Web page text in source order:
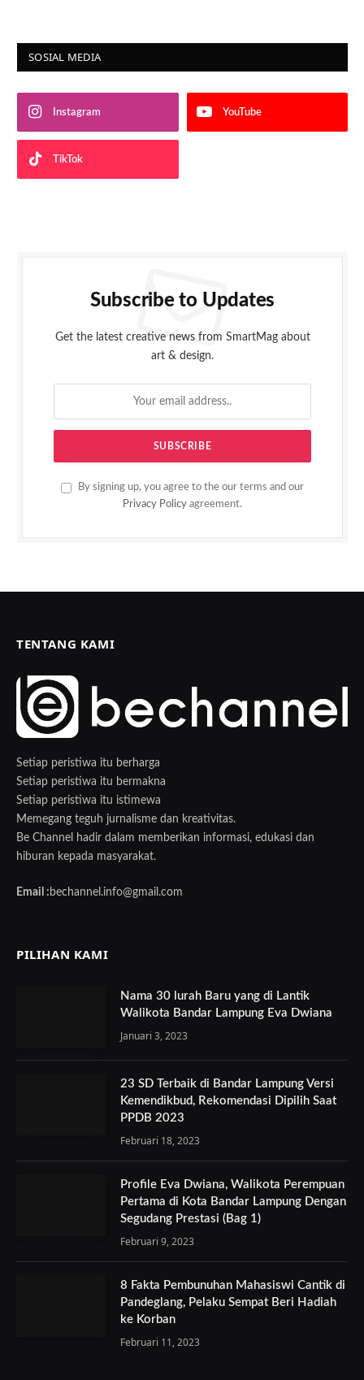
SOSIAL MEDIA
Instagram YouTube
TikTok
Subscribe to Updates
Get the latest creative news from SmartMag about
art & design.
By signing up, you agree to the our terms and our
Privacy Policy agreement.
TENTANG KAMI
Setiap peristiwa itu berharga
Setiap peristiwa itu bermakna
Setiap peristiwa itu istimewa
Memegang teguh jurnalisme dan kreativitas.
Be Channel hadir dalam memberikan informasi, edukasi dan
hiburan kepada masyarakat.
Email : bechannel.info@gmail.com
PILIHAN KAMI
Nama 30 lurah Baru yang di Lantik
Walikota Bandar Lampung Eva Dwiana
Januari 3, 2023
23 SD Terbaik di Bandar Lampung Versi
Kemendikbud, Rekomendasi Dipilih Saat
PPDB 2023
Februari 18, 2023
Profile Eva Dwiana, Walikota Perempuan
Pertama di Kota Bandar Lampung Dengan
Segudang Prestasi (Bag 1)
Februari 9, 2023
8 Fakta Pembunuhan Mahasiswi Cantik di
Pandeglang, Pelaku Sempat Beri Hadiah
ke Korban
Februari 11, 2023